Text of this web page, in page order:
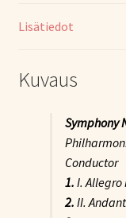
Lisätiedot
Kuvaus
Symphony
Conductor
1. I. Allegro
2. II.